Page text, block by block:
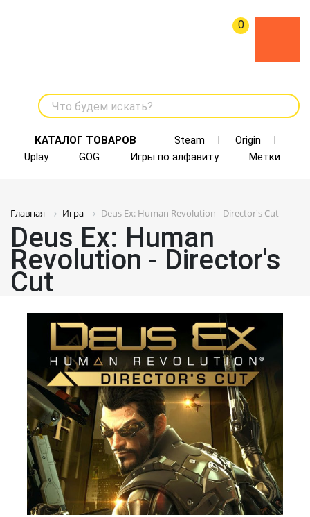
0
Что будем искать?
КАТАЛОГ ТОВАРОВ Steam
Origin
Uplay
GOG Игры по алфавиту Метки
Главная Игра Deus Ex: Human Revolution - Director's Cut
Deus Ex: Human
Revolution - Director's
Cut